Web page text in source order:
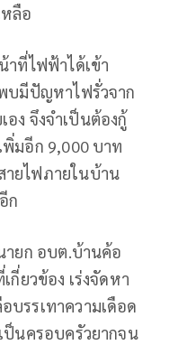
ลือ
าที่ไฟฟ้าได้เข้า
บมีปัญหาไฟรั่วจาก
ง จึงจำเป็นต้องกู้
มอีก 9,000 บาท
ยไฟภายในบ้าน
ก
ายก อบต.บ้านค้อ
กี่ยวข้อง เร่งจัดหา
รรเทาความเดือด
ป็นครอบครัวยากจน